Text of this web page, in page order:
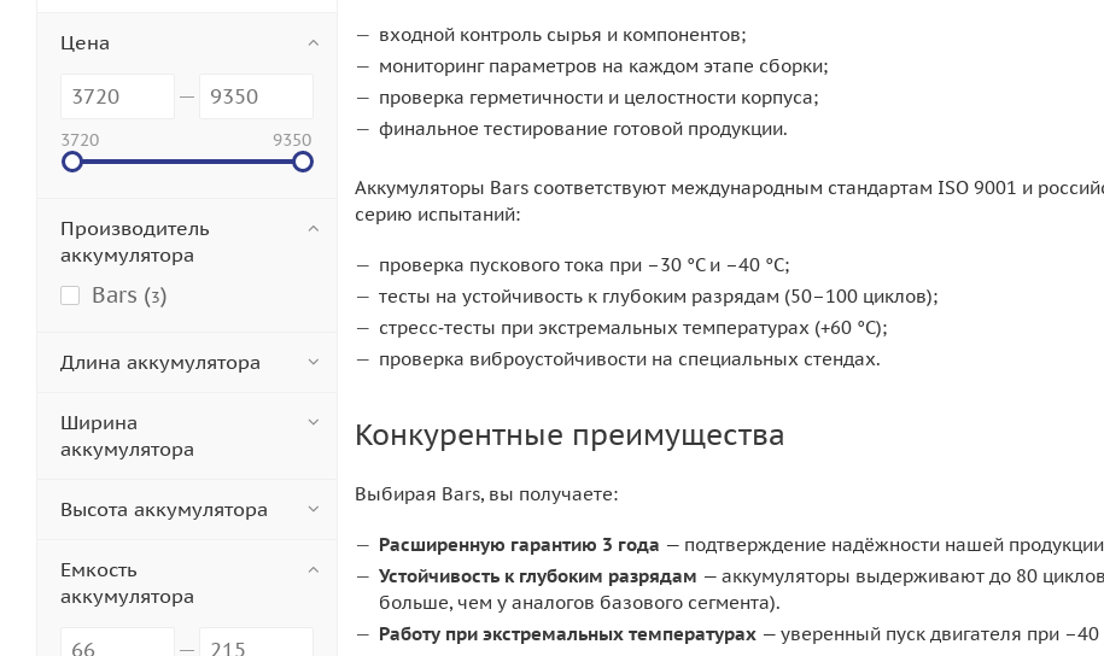
входной контроль сырья и компонентов;
мониторинг параметров на каждом этапе сборки;
проверка герметичности и целостности корпуса;
финальное тестирование готовой продукции.
Аккумуляторы Bars соответствуют международным стандартам ISO 9001 и
серию испытаний:
проверка пускового тока при –30 °C и –40 °C;
тесты на устойчивость к глубоким разрядам (50–100 циклов);
стресс‑тесты при экстремальных температурах (+60 °C);
проверка виброустойчивости на специальных стендах.
Конкурентные преимущества
Выбирая Bars, вы получаете:
Расширенную гарантию 3 года — подтверждение надёжности нашей
Устойчивость к глубоким разрядам — аккумуляторы выдерживают до 80
больше, чем у аналогов базового сегмента).
Работу при экстремальных температурах — уверенный пуск двигателя при –40
Цена
3720 9350
Производитель
аккумулятора
Bars (3)
Длина аккумулятора
Ширина
аккумулятора
Высота аккумулятора
Емкость
аккумулятора